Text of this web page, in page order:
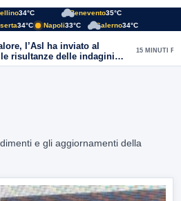
34°C Benevento35°C
34°C Napoli33°C Salerno34°C
l’Asl ha inviato al
risultanze delle indagini
15 MINUTI FA
e gli aggiornamenti della